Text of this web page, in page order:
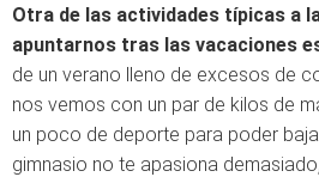
Otra de las actividades típicas a
apuntarnos tras las vacaciones
de un verano lleno de excesos de
nos vemos con un par de kilos de
un poco de deporte para poder
gimnasio no te apasiona demasiado